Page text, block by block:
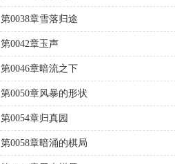
第0038章雪落归途
第0042章玉声
第0046章暗流之下
第0050章风暴的形状
第0054章归真园
第0058章暗涌的棋局